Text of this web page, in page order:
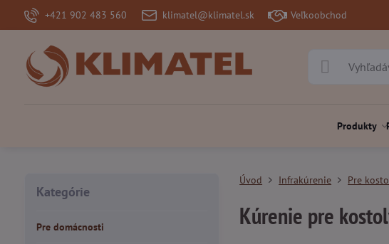
+421 902 483 560 klimatel@klimatel.sk Veľkoobchod
Produkty
Úvod Infrakúrenie Pre
Kúrenie pre
Kategórie
Pre domácnosti